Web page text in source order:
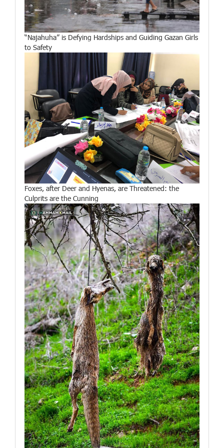
“Najahuha” is Defying Hardships and Guiding Gazan Girls
to Safety
Foxes, after Deer and Hyenas, are Threatened: the
Culprits are the Cunning